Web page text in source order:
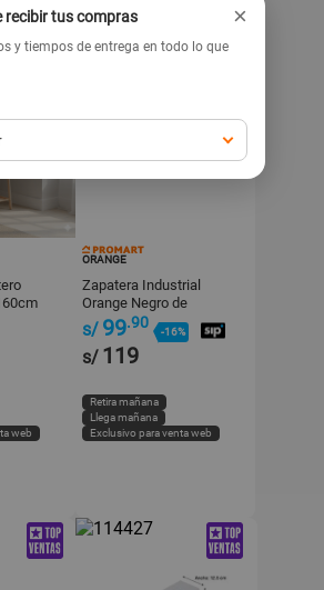
web
ORANGE
Zapatera Industrial
Orange Negro de
Acero/MDF 2 Niveles
s/ 99.90
-16%
s/ 119
Retira mañana
Llega mañana
Exclusivo para venta web
recibir tus compras ×
y tiempos de entrega en todo lo que